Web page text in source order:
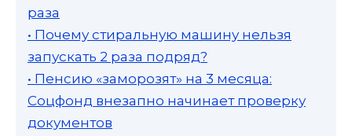
раза
• Почему стиральную машину нельзя
запускать 2 раза подряд?
• Пенсию «заморозят» на 3 месяца:
Соцфонд внезапно начинает проверку
документов